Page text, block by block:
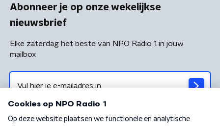
Abonneer je op onze wekelijkse
nieuwsbrief
Elke zaterdag het beste van NPO Radio 1 in jouw
mailbox